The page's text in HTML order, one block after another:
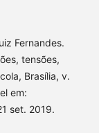
Fernandes.
tensões,
Brasília, v.
em:
set. 2019.